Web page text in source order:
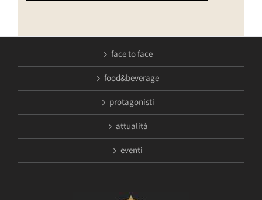
face to face
food&beverage
protagonisti
attualità
eventi